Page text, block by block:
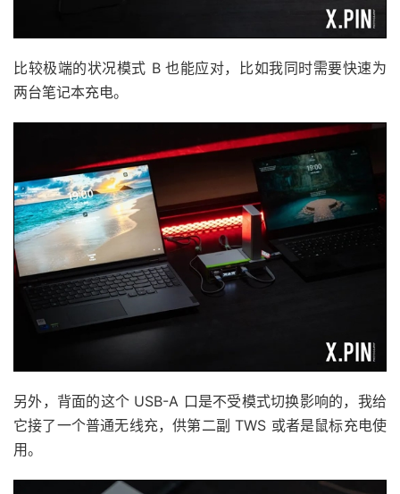
比较极端的状况模式 B 也能应对，比如我同时需要快速为
两台笔记本充电。
另外，背面的这个 USB-A 口是不受模式切换影响的，我给
它接了一个普通无线充，供第二副 TWS 或者是鼠标充电使
用。